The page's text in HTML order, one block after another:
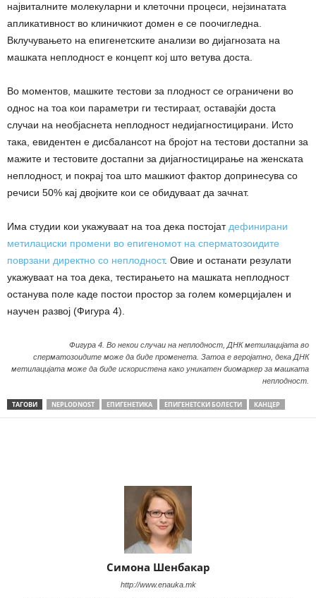
највиталните молекуларни и клеточни процеси, нејзинатата
апликативност во клиничкиот домен е се поочигледна.
Вклучувањето на епигенетските анализи во дијагнозата на
машката неплодност е концепт кој што ветува доста.
Во моментов, машките тестови за плодност се ограничени во
однос на тоа кои параметри ги тестираат, оставајќи доста
случаи на необјаснета неплодност недијагностицирани. Исто
така, евидентен е дисбалансот на бројот на тестови достапни за
мажите и тестовите достапни за дијагностицирање на женската
неплодност, и покрај тоа што машкиот фактор допринесува со
речиси 50% кај двојките кои се обидуваат да зачнат.
Има студии кои укажуваат на тоа дека постојатдефинирани
метилациски промени во епигеномот на сперматозоидите
поврзани директно со неплодност. Овие и останати резулати
укажуваат на тоа дека, тестирањето на машката неплодност
останува поле каде постои простор за голем комерцијален и
научен развој (Фигура 4).
Фигура 4. Во некои случаи на неплодност, ДНК метилацијата во
сперматозоидите може да биде променета. Затоа е веројатно, дека ДНК
метилацијата може да биде искористена како уникатен биомаркер за машката
неплодност.
ТАГОВИ NEPLODNOST ЕПИГЕНЕТИКА ЕПИГЕНЕТСКИ БОЛЕСТИ КАНЦЕР
Симона Шенбакар
http://www.enauka.mk